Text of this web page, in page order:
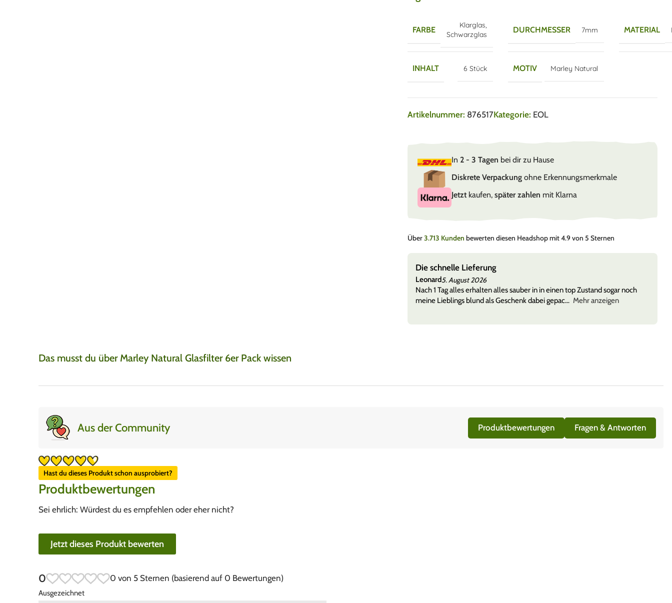
FARBE Klarglas,
Schwarzglas
DURCHMESSER 7mm MATERIAL
INHALT 6 Stück MOTIV Marley Natural
Artikelnummer: 876517Kategorie: EOL
In 2 - 3 Tagen bei dir zu Hause
Diskrete Verpackungohne Erkennungsmerkmale
Jetztkaufen, später zahlen mit Klarna
Über3.713 Kunden bewerten diesen Headshop mit 4.9 von 5 Sternen
Die schnelle Lieferung
Leonard5. August 2026
Nach 1 Tag alles erhalten alles sauber in in einen top Zustand sogar noch
meine Lieblings blund als Geschenk dabei gepac
Mehr anzeigen
Das musst du über Marley Natural Glasfilter 6er Pack wissen
Aus der Community Produktbewertungen Fragen & Antworten
Hast du dieses Produkt schon ausprobiert?
Produktbewertungen
Sei ehrlich: Würdest du es empfehlen oder eher nicht?
Jetzt dieses Produkt bewerten
0 0 von 5 Sternen (basierend auf 0 Bewertungen)
Ausgezeichnet